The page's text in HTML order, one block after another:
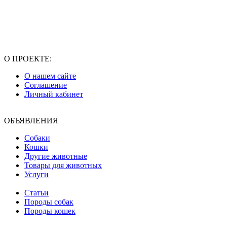
О ПРОЕКТЕ:
О нашем сайте
Соглашение
Личный кабинет
ОБЪЯВЛЕНИЯ
Собаки
Кошки
Другие животные
Товары для животных
Услуги
Статьи
Породы собак
Породы кошек